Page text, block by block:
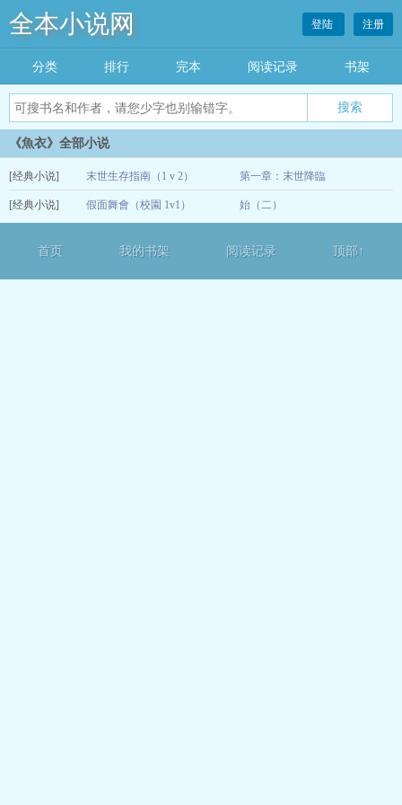
全本小说网 登陆 注册
分类 排行 完本 阅读记录 书架
《魚衣》全部小说
[经典小说] 末世生存指南（1 v 2） 第一章：末世降臨
[经典小说] 假面舞會（校園 1v1） 始（二）
首页 我的书架 阅读记录 顶部↑